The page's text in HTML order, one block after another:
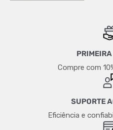
Compre com
SUPORTE
Eficiência e